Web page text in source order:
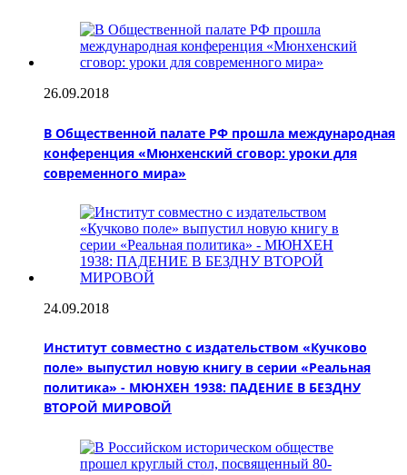
26.09.2018
В Общественной палате РФ прошла международная
конференция «Мюнхенский сговор: уроки для
современного мира»
24.09.2018
Институт совместно с издательством «Кучково
поле» выпустил новую книгу в серии «Реальная
политика» - МЮНХЕН 1938: ПАДЕНИЕ В БЕЗДНУ
ВТОРОЙ МИРОВОЙ